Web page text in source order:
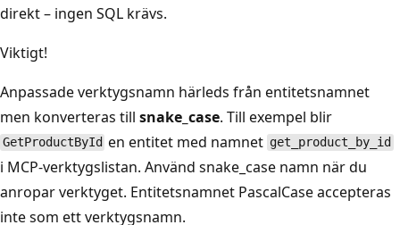
direkt – ingen SQL krävs.
Viktigt!
Anpassade verktygsnamn härleds från entitetsnamnet
men konverteras till snake_case. Till exempel blir
GetProductById en entitet med namnet get_product_by_id
i MCP-verktygslistan. Använd snake_case namn när du
anropar verktyget. Entitetsnamnet PascalCase accepteras
inte som ett verktygsnamn.